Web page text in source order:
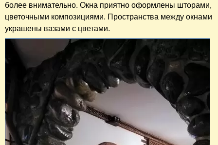
более внимательно. Окна приятно оформлены шторами,
цветочными композициями. Пространства между окнами
украшены вазами с цветами.